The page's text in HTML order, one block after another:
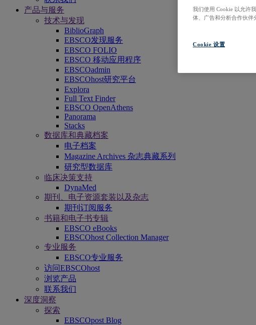
产品与服务
技术与发现
BiblioGraph
EBSCO发现服务
EBSCO FOLIO
EBSCO 移动应用程序
EBSCOadmin
EBSCOhost研究平台
Explora
Full Text Finder
EBSCO OpenAthens
Panorama
Stacks
数据库和典藏档案
电子档案
Magazine Archives 杂志典藏系列
研究型数据库
临床决策支持
DynaMed
期刊、电子资源套装以及杂志
期刊订阅服务
书籍和电子书专辑
EBSCO eBooks
EBSCOhost Collection Manager
专业服务
EBSCO专业服务
访问EBSCOhost
浏览产品
联系我们
深度洞察
探索
EBSCOpost Blog
我们使用 Cookie 以允许
体、广告和分析合作伙伴
Cookie 设置